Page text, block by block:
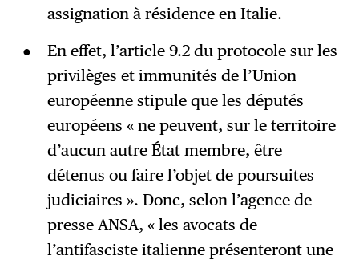
assignation à résidence en Italie.
En effet, l’article 9.2 du protocole sur les
privilèges et immunités de l’Union
européenne stipule que les députés
européens « ne peuvent, sur le territoire
d’aucun autre État membre, être
détenus ou faire l’objet de poursuites
judiciaires ». Donc, selon l’agence de
presse ANSA, « les avocats de
l’antifasciste italienne présenteront une